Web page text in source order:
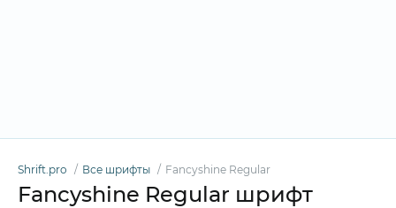
Shrift.pro Все шрифты Fancyshine Regular
Fancyshine Regular шрифт